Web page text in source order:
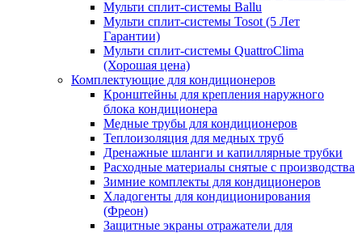
Мульти сплит-системы Ballu
Мульти сплит-системы Tosot (5 Лет
Гарантии)
Мульти сплит-системы QuattroClima
(Хорошая цена)
Комплектующие для кондиционеров
Кронштейны для крепления наружного
блока кондиционера
Медные трубы для кондиционеров
Теплоизоляция для медных труб
Дренажные шланги и капиллярные трубки
Расходные материалы снятые с производства
Зимние комплекты для кондиционеров
Хладогенты для кондиционирования
(Фреон)
Защитные экраны отражатели для